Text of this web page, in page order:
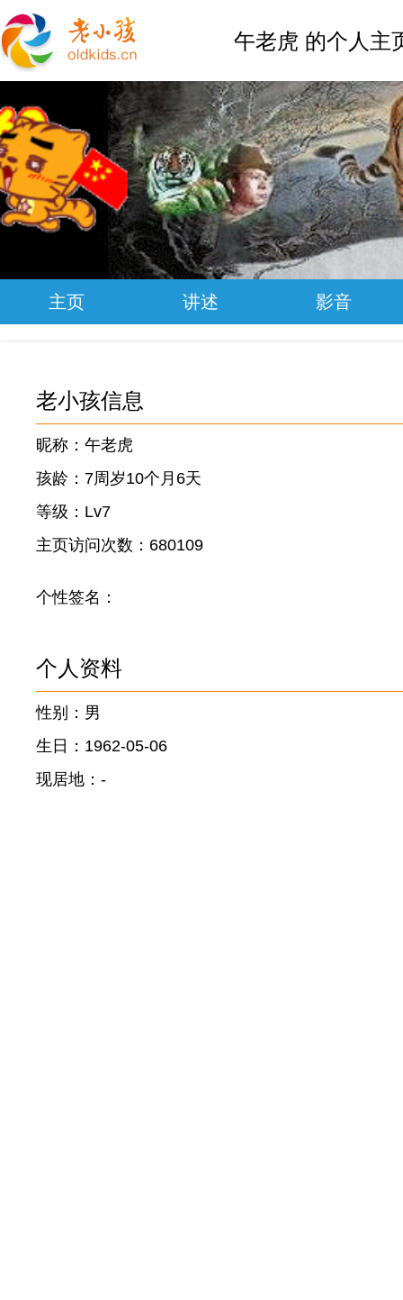
午老虎 的个人主
主页 讲述 影音
老小孩信息
昵称：午老虎
孩龄：7周岁10个月6天
等级：Lv7
主页访问次数：680109
个性签名：
个人资料
性别：男
生日：1962-05-06
现居地：-